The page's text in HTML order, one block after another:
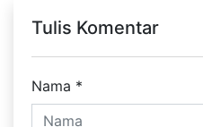
Tulis Komentar
Nama *